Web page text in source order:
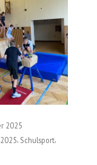
2025
, Schulsport,